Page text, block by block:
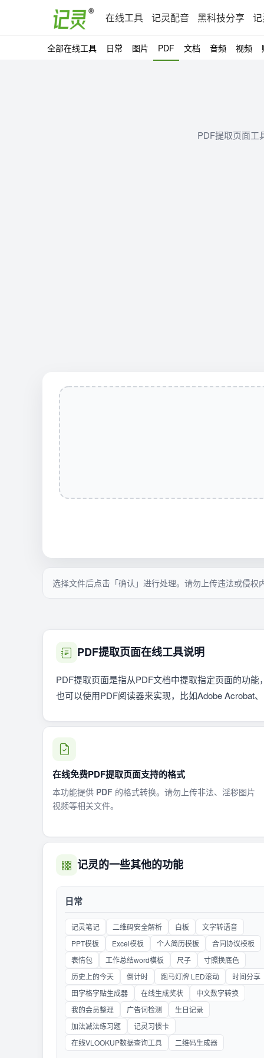
在线工具 记灵配音 黑科技分享
全部在线工具 日常 图片 PDF 文档 音频 视频
PDF提取页面工
选择文件后点击「确认」进行处理。请勿上传违法或侵权
PDF提取页面在线工具说明
PDF提取页面是指从PDF文档中提取指定页面的功
也可以使用PDF阅读器来实现，比如Adobe Acrobat
在线免费PDF提取页面支持的格式
本功能提供 PDF 的格式转换。请勿上传非法、淫秽图片
视频等相关文件。
记灵的一些其他的功能
日常
记灵笔记 二维码安全解析 白板
文字转语音
PPT模板
Excel模板 个人简历模板
合同协议模板
表情包
工作总结word模板 尺子
寸照换底色
历史上的今天
倒计时 跑马灯牌 LED滚动
时间分享
田字格字贴生成器
在线生成奖状
中文数字转换
我的会员整理
广告词检测
生日记录
加法减法练习题
记灵习惯卡
在线VLOOKUP数据查询工具
二维码生成器